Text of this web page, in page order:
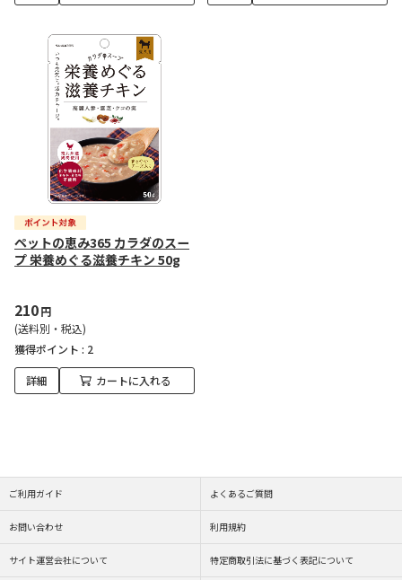
ペットの恵み365 カラダのスー
プ 栄養めぐる滋養チキン 50g
210円
(送料別・税込)
獲得ポイント : 2
詳細 カートに入れる
ご利用ガイド よくあるご質問
お問い合わせ 利用規約
サイト運営会社について 特定商取引法に基づく表記について